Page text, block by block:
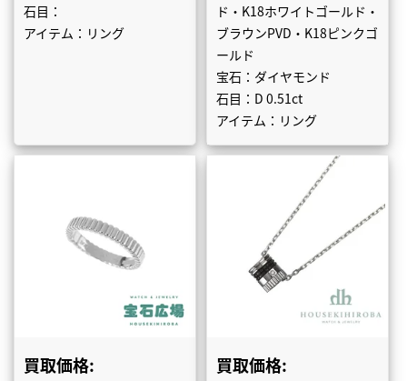
石目：
アイテム：リング
ド・K18ホワイトゴールド・
ブラウンPVD・K18ピンクゴ
ールド
宝石：ダイヤモンド
石目：D 0.51ct
アイテム：リング
買取価格: 買取価格: